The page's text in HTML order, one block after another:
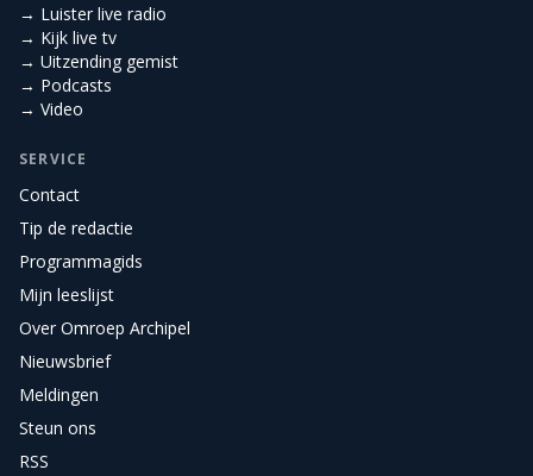
→ Luister live radio
→ Kijk live tv
→ Uitzending gemist
→ Podcasts
→ Video
SERVICE
Contact
Tip de redactie
Programmagids
Mijn leeslijst
Over Omroep Archipel
Nieuwsbrief
Meldingen
Steun ons
RSS